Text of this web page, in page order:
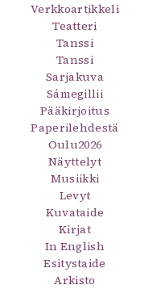
Verkkoartikkeli
Teatteri
Tanssi
Tanssi
Sarjakuva
Sámegillii
Pääkirjoitus
Paperilehdestä
Oulu2026
Näyttelyt
Musiikki
Levyt
Kuvataide
Kirjat
In English
Esitystaide
Arkisto